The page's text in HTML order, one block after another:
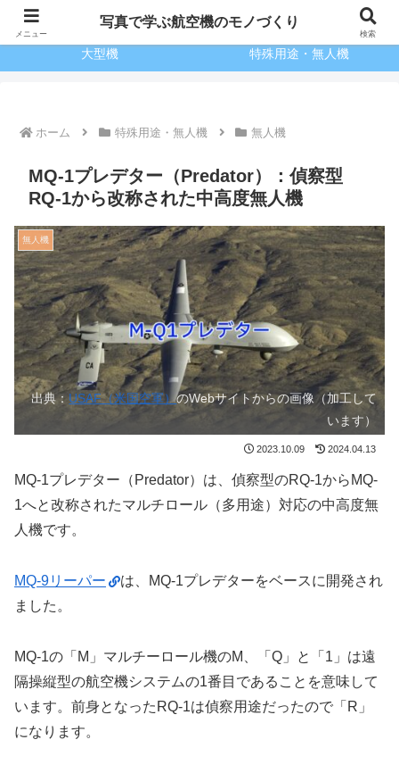
博士のテクレポ 小型機
大型機 特殊用途・無人機
ホーム 特殊用途・無人機 無人機
MQ-1プレデター（Predator）：偵察型
RQ-1から改称された中高度無人機
無人機
出典：USAF（米国空軍）のWebサイトからの画像（加工して
います）
2023.10.09 2024.04.13
MQ-1プレデター（Predator）は、偵察型のRQ-1からMQ-
1へと改称されたマルチロール（多用途）対応の中高度無
人機です。
MQ-9リーパー
は、MQ-1プレデターをベースに開発され
ました。
MQ-1の「M」マルチーロール機のM、「Q」と「1」は遠
隔操縦型の航空機システムの1番目であることを意味して
います。前身となったRQ-1は偵察用途だったので「R」
になります。
メニュー
写真で学ぶ航空機のモノづくり
検索